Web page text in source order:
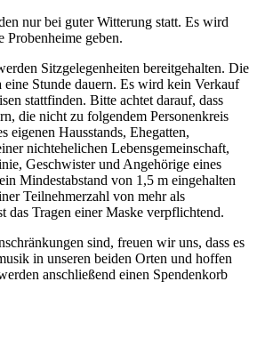
nur bei guter Witterung statt. Es wird
geben.
Sitzgelegenheiten bereitgehalten. Die
Stunde dauern. Es wird kein Verkauf
stattfinden. Bitte achtet darauf, dass
die nicht zu folgendem Personenkreis
eigenen Hausstands, Ehegatten,
nichtehelichen Lebensgemeinschaft,
Geschwister und Angehörige eines
Mindestabstand von 1,5 m eingehalten
Teilnehmerzahl von mehr als
das Tragen einer Maske verpflichtend.
sind, freuen wir uns, dass es
in unseren beiden Orten und hoffen
anschließend einen Spendenkorb